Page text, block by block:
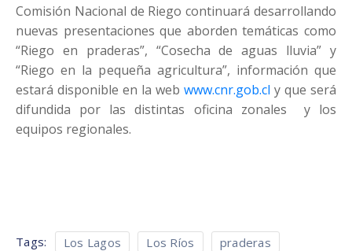
Comisión Nacional de Riego continuará desarrollando
nuevas presentaciones que aborden temáticas como
“Riego en praderas”, “Cosecha de aguas lluvia” y
“Riego en la pequeña agricultura”, información que
estará disponible en la web www.cnr.gob.cl y que será
difundida por las distintas oficina zonales y los
equipos regionales.
Tags: Los Lagos Los Ríos
praderas